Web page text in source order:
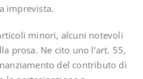
imprevista.
minori, alcuni notevoli
prosa. Ne cito uno l’art. 55,
del contributo di